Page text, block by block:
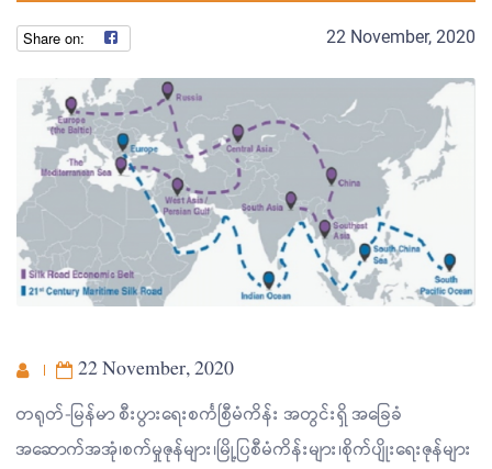
22 November, 2020
22 November, 2020
တရုတ်-မြန်မာ စီးပွားရေးစင်္ကစြီမံကိန်း အတွင်းရှိ အခြေခံ
အဆောက်အအုံ၊စက်မှုဇုန်များ၊မြို့ပြစီမံကိန်းများ၊စိုက်ပျိုးရေးဇုန်များ